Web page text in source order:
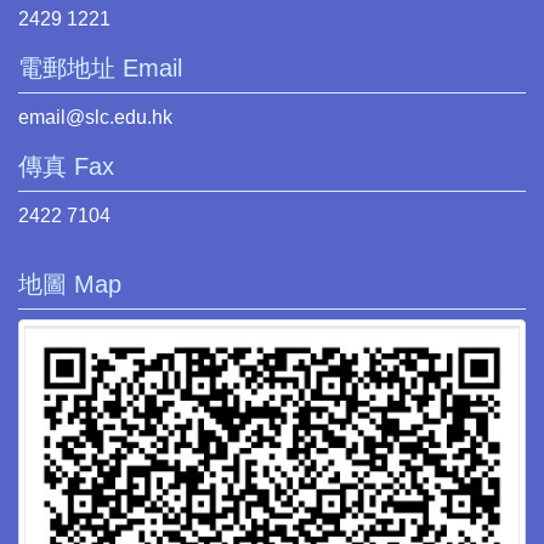
2429 1221
電郵地址 Email
email@slc.edu.hk
傳真 Fax
2422 7104
地圖 Map